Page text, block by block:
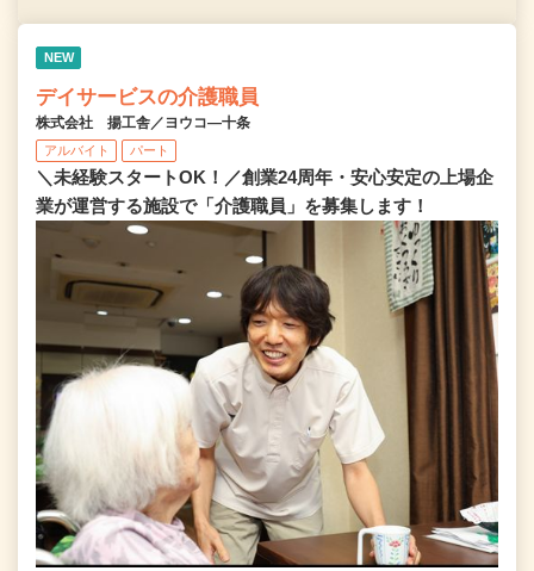
NEW
デイサービスの介護職員
株式会社 揚工舎／ヨウコ―十条
アルバイト パート
＼未経験スタートOK！／創業24周年・安心安定の上場企
業が運営する施設で「介護職員」を募集します！